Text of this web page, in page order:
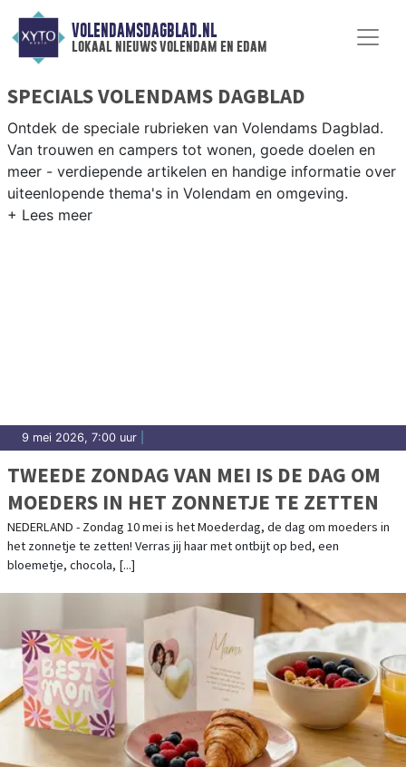
VOLENDAMSDAGBLAD.NL
lokaal nieuws volendam en edam
SPECIALS VOLENDAMS DAGBLAD
Ontdek de speciale rubrieken van Volendams Dagblad.
Van trouwen en campers tot wonen, goede doelen en
meer - verdiepende artikelen en handige informatie over
uiteenlopende thema's in Volendam en omgeving.
9 mei 2026, 7:00 uur
TWEEDE ZONDAG VAN MEI IS DE DAG OM
MOEDERS IN HET ZONNETJE TE ZETTEN
NEDERLAND - Zondag 10 mei is het Moederdag, de dag om moeders in
het zonnetje te zetten! Verras jij haar met ontbijt op bed, een
bloemetje, chocola, [...]